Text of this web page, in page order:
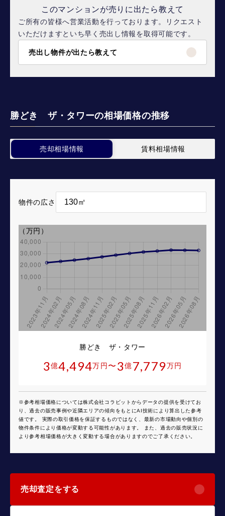
このマンションが売りに出たら教えて
ご所有の皆様へ営業活動を行っております。リクエスト
いただけますといち早く売出し情報を取得可能です。
売出し物件が出たら教えて
勝どき ザ・タワーの相場価格の推移
売却相場情報 賃料相場情報
物件の広さ
勝どき ザ・タワー
3億4,494万円 〜 3億7,779万円
※参考相場価格については株式会社コラビットからデータの提供を受けてお
り、過去の販売事例や近隣エリアの傾向をもとにAI技術により算出した参考
値です。 実際の取引価格を保証するものではなく、最新の市場動向や個別の
物件条件により価格が変動する可能性があります。 また、過去の販売状況に
より参考相場価格が大きく変動する場合がありますのでご了承ください。
（万円）
売却査定をする